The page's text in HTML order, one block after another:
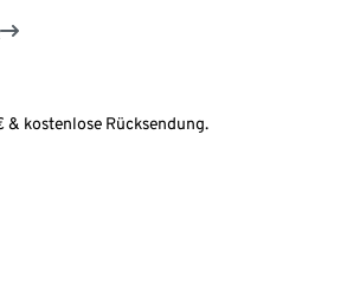
& kostenlose Rücksendung.